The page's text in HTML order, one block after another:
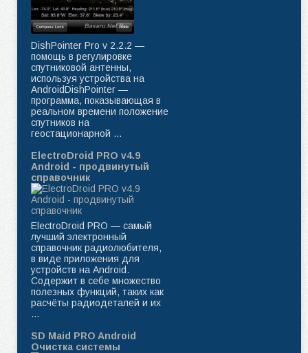
DishPointer Pro v 2.2.2 —
помощь в регулировке
спутниковой антенны,
используя устройства на
AndroidDishPointer —
программа, показывающая в
реальном времени положение
спутников на
геостационарной ...
ElectroDroid PRO v4.9
Android - продвинутый
справочник
ElectroDroid PRO — самый
лучший электронный
справочник радиолюбителя,
в виде приложения для
устройств на Android.
Содержит в себе множество
полезных функций, таких как
расчёты радиодеталей и их
...
SD Maid PRO Android
Очистка системы